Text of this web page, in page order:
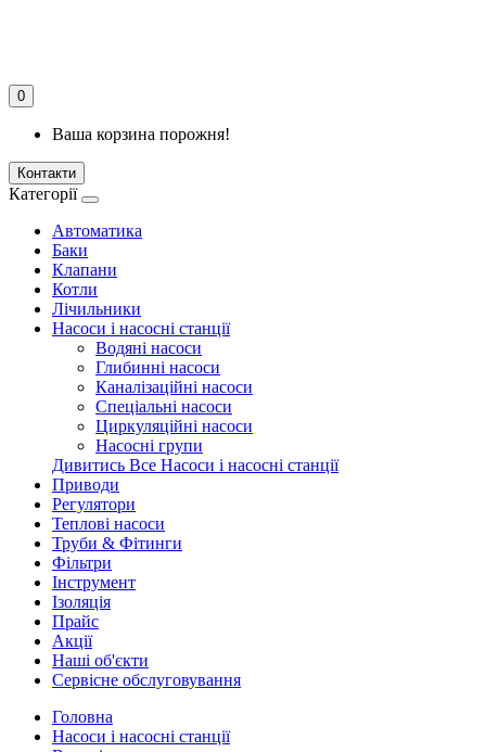
0
Ваша корзина порожня!
Контакти
Категорії
Автоматика
Баки
Клапани
Котли
Лічильники
Насоси і насосні станції
Водяні насоси
Глибинні насоси
Каналізаційні насоси
Спеціальні насоси
Циркуляційні насоси
Насосні групи
Дивитись Все Насоси і насосні станції
Приводи
Регулятори
Теплові насоси
Труби & Фітинги
Фільтри
Інструмент
Ізоляція
Прайс
Акції
Наші об'єкти
Сервісне обслуговування
Головна
Насоси і насосні станції